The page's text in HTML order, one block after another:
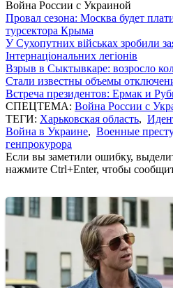
Война России с Украиной
Провал сезона: Москва будет
турсектора Крыма
У Сухопутних військах зробили
Інтернаціональних легіонів
Взрыв в Сыктывкаре: возросло
Стали известны объемы
Встреча президентов: Ермак и
СПЕЦТЕМА: Война России с
ТЕГИ: Харьковская область,
Война в Украине, Военные
генпрокурора
Если вы заметили ошибку,
нажмите Ctrl+Enter, чтобы